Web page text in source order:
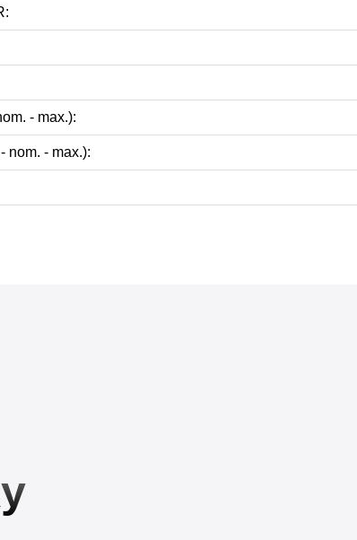
- max.):
nom. - max.):